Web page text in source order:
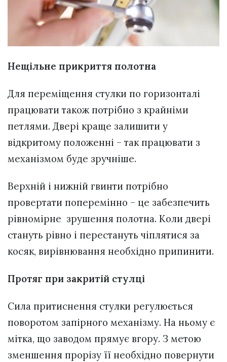
Нещільне прикриття полотна
Для переміщення стулки по горизонталі
працювати також потрібно з крайніми
петлями. Двері краще залишити у
відкритому положенні – так працювати з
механізмом буде зручніше.
Верхній і нижній гвинти потрібно
провертати поперемінно – це забезпечить
рівномірне зрушення полотна. Коли двері
стануть рівно і перестануть чіплятися за
косяк, вирівнювання необхідно припинити.
Протяг при закритій стулці
Сила притиснення стулки регулюється
поворотом запірного механізму. На ньому є
мітка, що заводом прямує вгору. З метою
зменшення прорізу її необхідно повернути